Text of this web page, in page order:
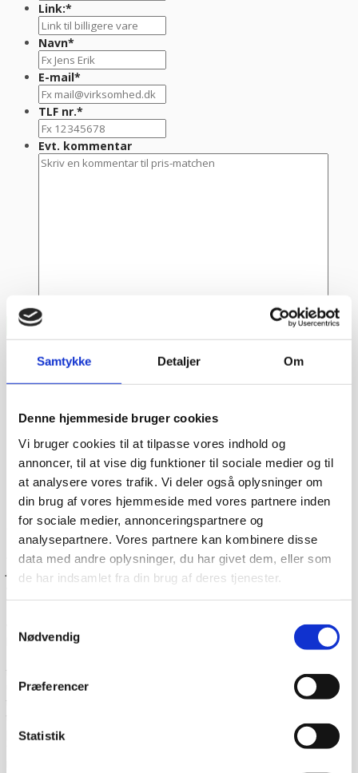
Samtykke Detaljer Om
Denne hjemmeside bruger cookies
Vi bruger cookies til at tilpasse vores indhold og
annoncer, til at vise dig funktioner til sociale medier og til
at analysere vores trafik. Vi deler også oplysninger om
din brug af vores hjemmeside med vores partnere inden
for sociale medier, annonceringspartnere og
analysepartnere. Vores partnere kan kombinere disse
data med andre oplysninger, du har givet dem, eller som
de har indsamlet fra din brug af deres tjenester.
Nødvendig
Præferencer
Statistik
Link:*
Navn*
E-mail*
TLF nr.*
Evt. kommentar
Dag-til-dag levering
Lagervarer leveres med 95% sandsynlighed allerede den
første hverdag efter din bestilling, såfremt du har bestilt
inden klokken 13.30.
kan få varen sendt med Danske fragtmænd eller GLS.
tjekke varen på pallen for eventuelle skader før du skriver
under for modtagelsen. Du kan eventuelt bede om at få
tilføjet “modtaget under forbehold”. Det betyder at du har
på varen og som du mener skyldes transporten. Derefter